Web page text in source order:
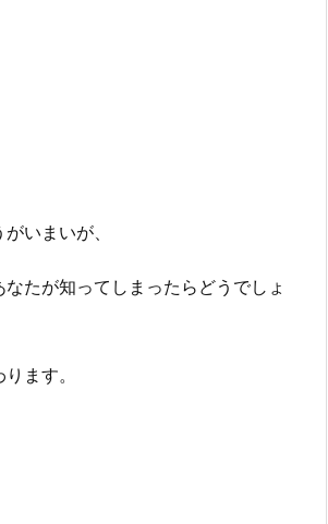
いまいが、
たが知ってしまったらどうでしょ
ます。